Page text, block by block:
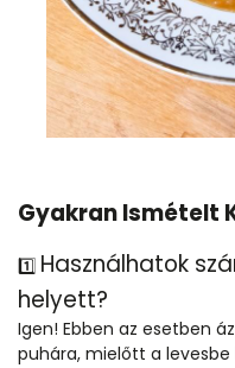
Gyakran Ismételt
1️⃣ Használhatok
helyett?
Igen! Ebben az esetben
puhára, mielőtt a levesbe